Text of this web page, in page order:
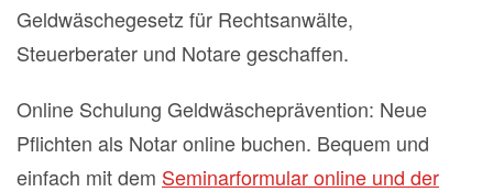
Geldwäschegesetz für Rechtsanwälte,
Steuerberater und Notare geschaffen.
Online Schulung Geldwäscheprävention: Neue
Pflichten als Notar online buchen. Bequem und
einfach mit dem Seminarformular online und der